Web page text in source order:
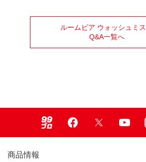
ルームピア ウォッシュミス
Q&A一覧へ
商品情報